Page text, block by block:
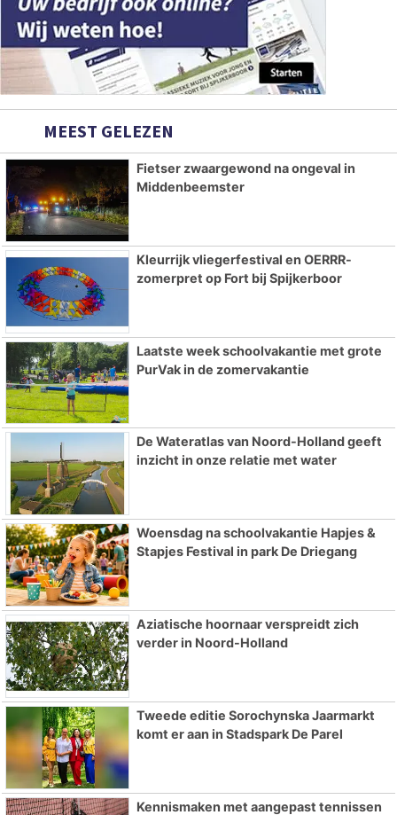
MEEST GELEZEN
Fietser zwaargewond na ongeval in
Middenbeemster
Kleurrijk vliegerfestival en OERRR-
zomerpret op Fort bij Spijkerboor
Laatste week schoolvakantie met grote
PurVak in de zomervakantie
De Wateratlas van Noord-Holland geeft
inzicht in onze relatie met water
Woensdag na schoolvakantie Hapjes &
Stapjes Festival in park De Driegang
Aziatische hoornaar verspreidt zich
verder in Noord-Holland
Tweede editie Sorochynska Jaarmarkt
komt er aan in Stadspark De Parel
Kennismaken met aangepast tennissen